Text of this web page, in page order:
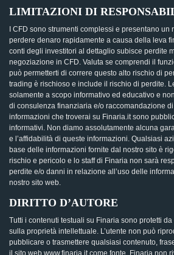
LIMITAZIONI DI
I CFD sono strumenti complessi e presentano un
perdere denaro rapidamente a causa della leva
conti degli investitori al dettaglio subisce perdite
negoziazione in CFD. Valuta se comprendi il
può permetterti di correre questo alto rischio di
trading è rischioso e include il rischio di perdite.
solamente a scopo informativo ed educativo e
di consulenza finanziaria e/o raccomandazione
informazioni che troverai su Finaria.it sono
informativi. Non diamo assolutamente alcuna
e l’affidabilità di queste informazioni. Qualsiasi
base delle informazioni fornite dal nostro sito è
rischio e pericolo e lo staff di Finaria non sarà
perdite e/o danni in relazione all’uso delle
nostro sito web.
DIRITTO D’AUTORE
Tutti i contenuti testuali su Finaria sono protetti
sulla proprietà intellettuale. L’utente non può
pubblicare o trasmettere qualsiasi contenuto,
il sito web www.finaria.it come fonte. Finaria non